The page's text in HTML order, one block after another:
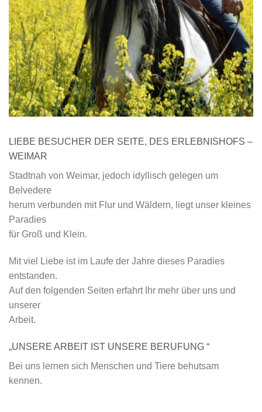
LIEBE BESUCHER DER SEITE, DES ERLEBNISHOFS –
WEIMAR
Stadtnah von Weimar, jedoch idyllisch gelegen um
Belvedere
herum verbunden mit Flur und Wäldern, liegt unser kleines
Paradies
für Groß und Klein.
Mit viel Liebe ist im Laufe der Jahre dieses Paradies
entstanden.
Auf den folgenden Seiten erfahrt Ihr mehr über uns und
unserer
Arbeit.
„UNSERE ARBEIT IST UNSERE BERUFUNG “
Bei uns lernen sich Menschen und Tiere behutsam
kennen.